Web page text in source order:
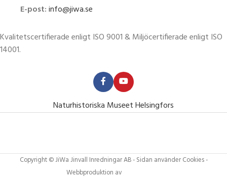
E-post:info@jiwa.se
Kvalitetscertifierade enligt ISO 9001 & Miljöcertifierade enligt ISO
14001.
Naturhistoriska Museet Helsingfors
Copyright © JiWa Jinvall Inredningar AB - Sidan använder Cookies -
Webbproduktion av